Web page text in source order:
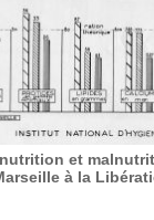
et
à la